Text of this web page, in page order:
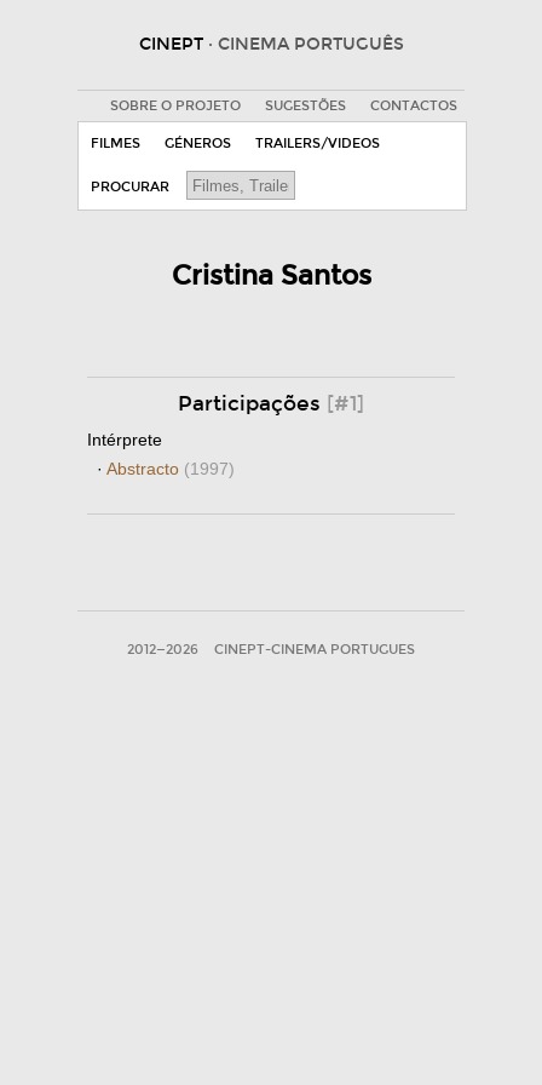
CINEPT · CINEMA PORTUGUÊS
SOBRE O PROJETO SUGESTÕES CONTACTOS
FILMES GÉNEROS TRAILERS/VIDEOS
PROCURAR
Cristina Santos
Participações [#1]
Intérprete
· Abstracto (1997)
2012—2026 CINEPT-CINEMA PORTUGUES